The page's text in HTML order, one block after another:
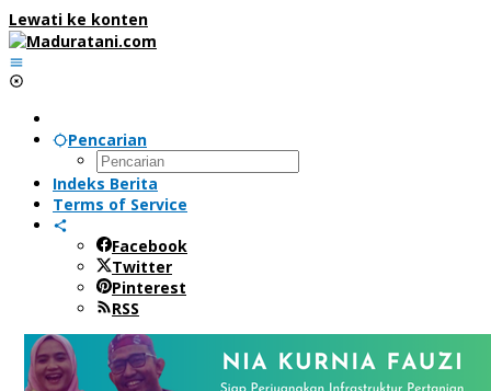
Lewati ke konten
Pencarian
Indeks Berita
Terms of Service
Facebook
Twitter
Pinterest
RSS